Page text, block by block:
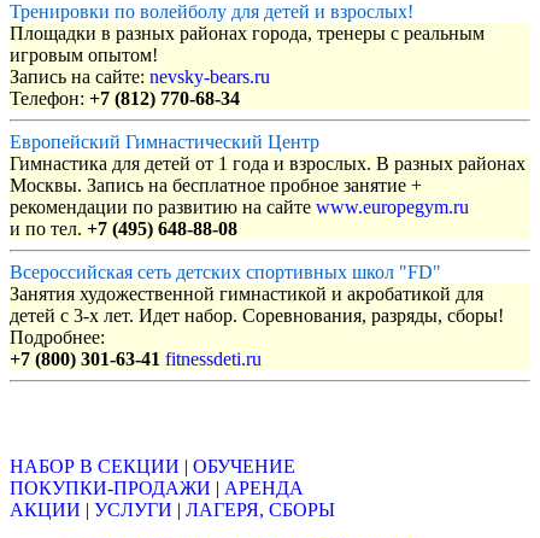
Тренировки по волейболу для детей и взрослых!
Площадки в разных районах города, тренеры с реальным
игровым опытом!
Запись на сайте: nevsky-bears.ru
Телефон: +7 (812) 770-68-34
Европейский Гимнастический Центр
Гимнастика для детей от 1 года и взрослых. В разных районах
Москвы. Запись на бесплатное пробное занятие +
рекомендации по развитию на сайте www.europegym.ru
и по тел. +7 (495) 648-88-08
Всероссийская сеть детских спортивных школ "FD"
Занятия художественной гимнастикой и акробатикой для
детей с 3-х лет. Идет набор. Соревнования, разряды, сборы!
Подробнее:
+7 (800) 301-63-41 fitnessdeti.ru
НАБОР В СЕКЦИИ | ОБУЧЕНИЕ
ПОКУПКИ-ПРОДАЖИ | АРЕНДА
АКЦИИ | УСЛУГИ | ЛАГЕРЯ, СБОРЫ